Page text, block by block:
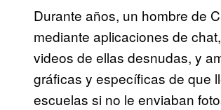
Durante años, un hombre de
mediante aplicaciones de
videos de ellas desnudas, y
gráficas y específicas de que
escuelas si no le enviaban